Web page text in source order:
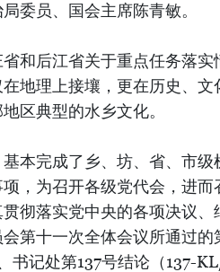
委员、国会主席陈青敏。
和后江省关于重点任务落
地理上接壤，更在历史、
区典型的水乡文化。
本完成了乡、坊、省、市级
，为召开各级党代会，进
彻落实党中央的各项决议、
第十一次全体会议所通过
书记处第137号结论（137-